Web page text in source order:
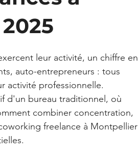
leur activité, un chiffre en
auto-entrepreneurs : tous
activité professionnelle.
d'un bureau traditionnel, où
combiner concentration,
freelance à Montpellier